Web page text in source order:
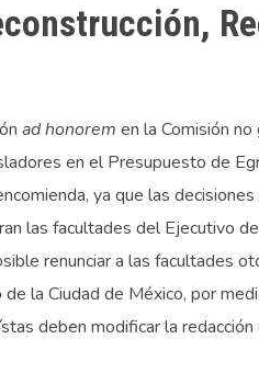
ad honorem en la Comisión
en el Presupuesto de
ya que las
las facultades del Ejecutivo
renunciar a las facultades
de la Ciudad de México, por
deben modificar la